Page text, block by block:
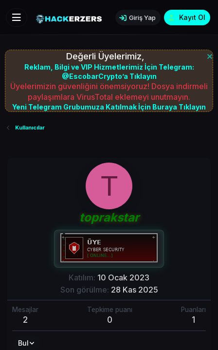
Giriş Yap Kayıt Ol
Değerli Üyelerimiz,
Reklam, Bilgi ve VIP Hizmetlerimiz İçin Telegram:
@EscobarCrypto’a Tıklayın
Üyelerimizin güvenliğini önemsiyoruz! Dosya indirmeli
paylaşımlara VirusTotal eklemeyi unutmayın.
Yeni Telegram Grubumuza Katılmak İçin Buraya Tıklayın
Kullanıcılar
T
toprakstar
Katılım 10 Ocak 2023
Son görülme 28 Kas 2025
Mesajlar
2
Tepkime puanı
0
Puanları
1
Bul